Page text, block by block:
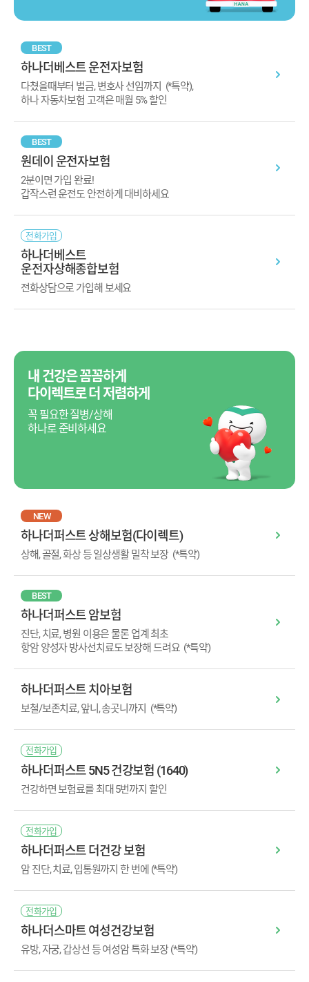
BEST
하나더베스트 운전자보험
다쳤을때부터 벌금, 변호사 선임까지
(*특약),
하나 자동차보험 고객은 매월 5% 할인
BEST
원데이 운전자보험
2분이면 가입 완료!
갑작스런 운전도 안전하게 대비하세요
전화가입
하나더베스트
운전자상해종합보험
전화상담으로 가입해 보세요
내 건강은 꼼꼼하게
다이렉트로 더 저렴하게
꼭 필요한 질병/상해
하나로 준비하세요
NEW
하나더퍼스트 상해보험(다이렉트)
상해, 골절, 화상 등 일상생활 밀착 보장 (*특약)
BEST
하나더퍼스트 암보험
진단, 치료, 병원 이용은 물론 업계 최초
항암 양성자 방사선치료도 보장해 드려요 (*특약)
하나더퍼스트 치아보험
보철/보존치료, 앞니, 송곳니까지 (*특약)
전화가입
하나더퍼스트 5N5 건강보험 (1640)
건강하면 보험료를 최대 5번까지 할인
전화가입
하나더퍼스트 더건강 보험
암 진단, 치료, 입통원까지 한 번에 (*특약)
전화가입
하나더스마트 여성건강보험
유방, 자궁, 갑상선 등 여성암 특화 보장 (*특약)